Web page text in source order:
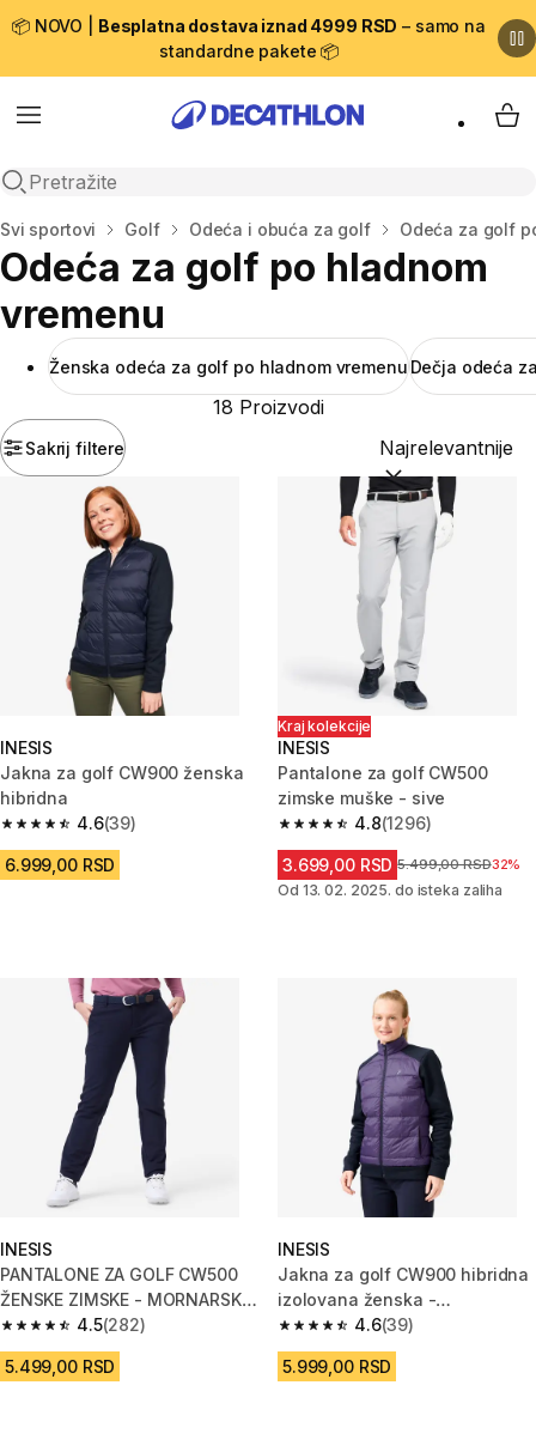
📦 NOVO | Besplatna dostava iznad 4999 RSD – samo na
standardne pakete 📦
Menu
Open search
My
Početna stranica
Svi sportovi Golf Odeća i obuća za golf Odeća za golf
Odeća za golf po hladnom
vremenu
Ženska odeća za golf po hladnom vremenu Dečja odeća
Sakrij filtere
18 Proizvodi
Sortiraj po:
INESIS
Jakna za golf CW900 ženska
hibridna
4.6
4.6 od 5 zvezdica from 39 Recenzije
(39)
6.999,00 RSD
Kraj kolekcije
INESIS
Pantalone za golf CW500
zimske muške - sive
4.8
4.8 od 5 zvezdica from 1296
(1296)
3.699,00 RSD Cena pre sniženja
5.499,00 RSD32%
Od 13. 02. 2025. do isteka zaliha
INESIS
PANTALONE ZA GOLF CW500
ŽENSKE ZIMSKE - MORNARSKO
PLAVE
4.5
4.5 od 5 zvezdica from 282 Recenzije
(282)
5.499,00 RSD
INESIS
Jakna za golf CW900 hibridna
izolovana ženska -
ljubičasto/plava
4.6
4.6 od 5 zvezdica from 39
(39)
5.999,00 RSD